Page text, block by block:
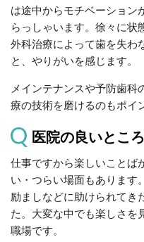
は途中からモチベーション
らっしゃいます。徐々に状
外科治療によって歯を失わ
と、やりがいを感じます。
メインテナンスや予防歯
療の技術を磨けるのもポイ
医院の良いとこ
仕事ですから楽しいことば
い・つらい場面もあります
励ましなどに助けられてき
た。大変な中でも楽しさを
職場です。